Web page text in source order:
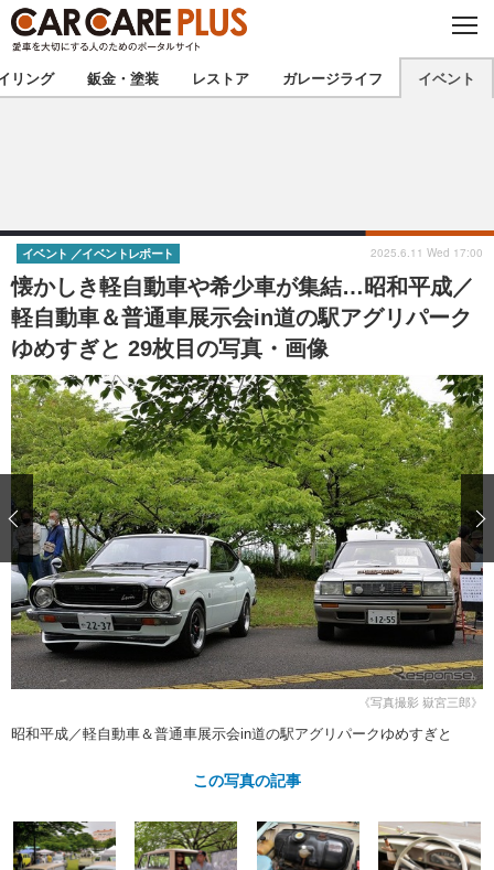
C
O
S
E
★カーケアプラス認定★ 厳選プロショップを地域から探す
甲信越 北陸
東海 関西
中国 四国
九州 沖縄
注目の記事
ショップレポート 愛車 File
自動車豆知識 ストップ！不具合修理＆粗悪修理
鈑金・塗装
ディテイリング
ディテイリング 洗車
ヘッドライト磨き コーティング
フィルム・ラッピング
鈑金・塗装
小キズ直し 防錆
特集記事
ストップ 不具合修理＆粗悪修理
カーメーカー「旧車」関連プロジェ
クト
ショップ紹介
ショップレポート プロショップ検索
レストア
カーメーカー「旧車」関連プロジ
コラム
イベント
リング 鈑金・塗装 レストア ガレージライフ イベント
懐かしき軽自動車や希少車が集結…昭和平成／
軽自動車＆普通車展示会in道の駅アグリパーク
ゆめすぎと 29枚目の写真・画像
イベント イベントレポート 2025.6.11 Wed 17:00
《写真撮影 嶽宮三郎》
昭和平成／軽自動車＆普通車展示会in道の駅アグリパークゆめすぎと
この写真の記事